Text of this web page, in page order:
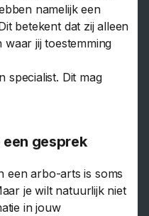
namelijk een
betekent dat zij alleen
jij toestemming
specialist. Dit mag
gesprek
een arbo-arts is soms
je wilt natuurlijk niet
in jouw